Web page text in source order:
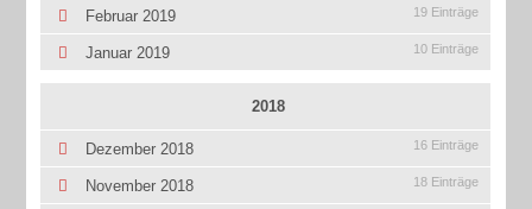
Februar 2019 19 Einträge
Januar 2019 10 Einträge
2018
Dezember 2018 16 Einträge
November 2018 18 Einträge